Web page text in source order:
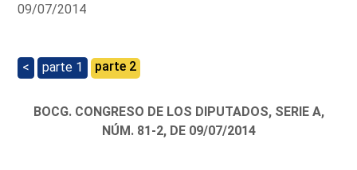
09/07/2014
< parte 1 parte 2
BOCG. CONGRESO DE LOS DIPUTADOS, SERIE A,
NÚM. 81-2, DE 09/07/2014